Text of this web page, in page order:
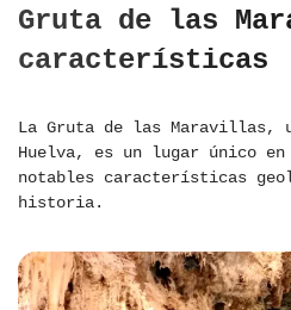
Gruta de las
características
La Gruta de las Maravillas,
Huelva, es un lugar único en
notables características
historia.